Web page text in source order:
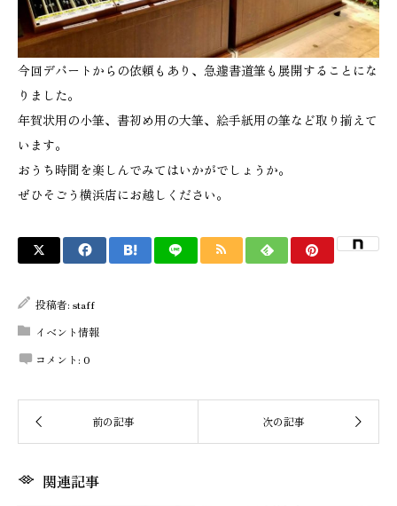
今回デパートからの依頼もあり、急遽書道筆も展開することにな
りました。
年賀状用の小筆、書初め用の大筆、絵手紙用の筆など取り揃えて
います。
おうち時間を楽しんでみてはいかがでしょうか。
ぜひそごう横浜店にお越しください。
投稿者: staff
イベント情報
コメント: 0
関連記事